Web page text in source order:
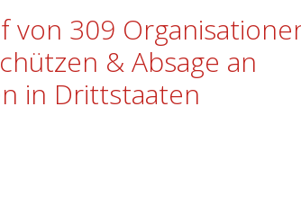
von 309
& Absage an
in Drittstaaten